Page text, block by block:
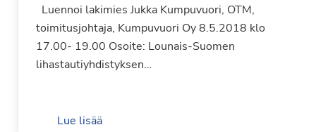
Luennoi lakimies Jukka Kumpuvuori, OTM,
toimitusjohtaja, Kumpuvuori Oy 8.5.2018 klo
17.00- 19.00 Osoite: Lounais-Suomen
lihastautiyhdistyksen…
Lue lisää